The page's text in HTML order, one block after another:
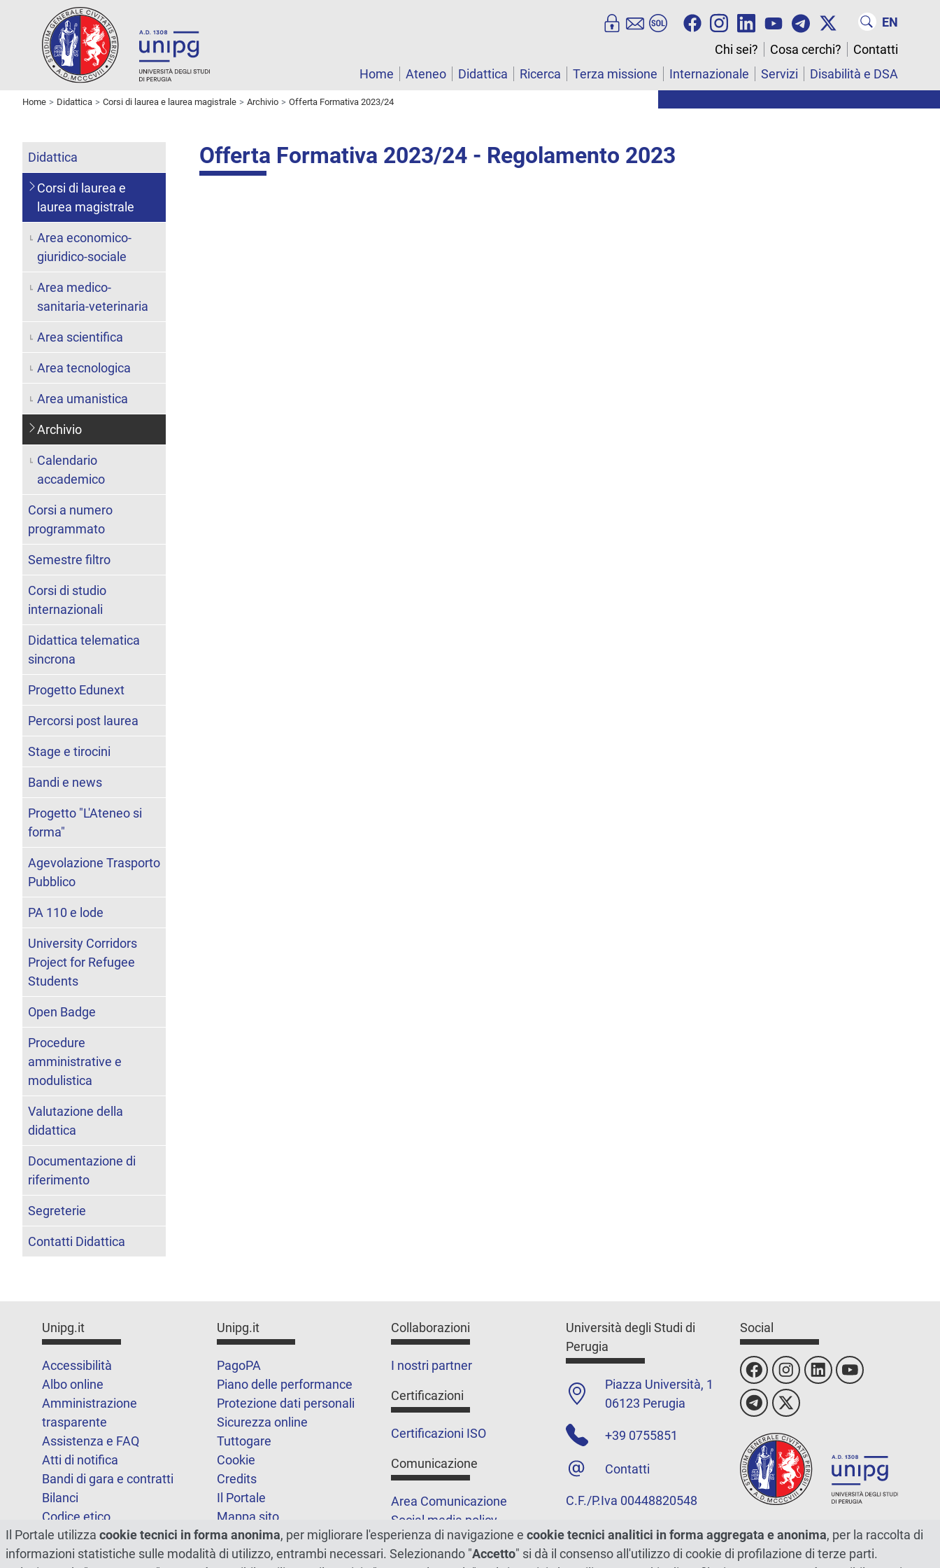
EN
Chi sei?
Cosa cerchi?
Contatti
Home
Ateneo Didattica Ricerca Terza missione Internazionale Servizi Disabilità e DSA
Home Didattica Corsi di laurea e laurea magistrale Archivio Offerta Formativa 2023/24
Offerta Formativa 2023/24 - Regolamento 2023
Didattica
Corsi di laurea e
laurea magistrale
Area economico-
giuridico-sociale
Area medico-
sanitaria-veterinaria
Area scientifica
Area tecnologica
Area umanistica
Archivio
Calendario
accademico
Corsi a numero
programmato
Semestre filtro
Corsi di studio
internazionali
Didattica telematica
sincrona
Progetto Edunext
Percorsi post laurea
Stage e tirocini
Bandi e news
Progetto "L'Ateneo si
forma"
Agevolazione Trasporto
Pubblico
PA 110 e lode
University Corridors
Project for Refugee
Students
Open Badge
Procedure
amministrative e
modulistica
Valutazione della
didattica
Documentazione di
riferimento
Segreterie
Contatti Didattica
Unipg.it
Accessibilità
Albo online
Amministrazione
trasparente
Assistenza e FAQ
Atti di notifica
Bandi di gara e contratti
Bilanci
Codice etico
FOIA
Note legali
Unipg.it
PagoPA
Piano delle performance
Protezione dati personali
Sicurezza online
Tuttogare
Cookie
Credits
Il Portale
Mappa sito
Statistiche
Dichiarazione di
Collaborazioni
I nostri partner
Certificazioni
Certificazioni ISO
Comunicazione
Area Comunicazione
Social media policy
Podcast
Merchandising e shop
Università degli Studi di
Perugia
Piazza Università, 1
06123 Perugia
+39 0755851
Contatti
C.F./P.Iva 00448820548
Social
Il Portale utilizza cookie tecnici in forma anonima, per migliorare l'esperienza di navigazione e cookie tecnici analitici in forma aggregata e anonima, per la raccolta di
informazioni statistiche sulle modalità di utilizzo, entrambi necessari. Selezionando "Accetto" si dà il consenso all'utilizzo di cookie di profilazione di terze parti.